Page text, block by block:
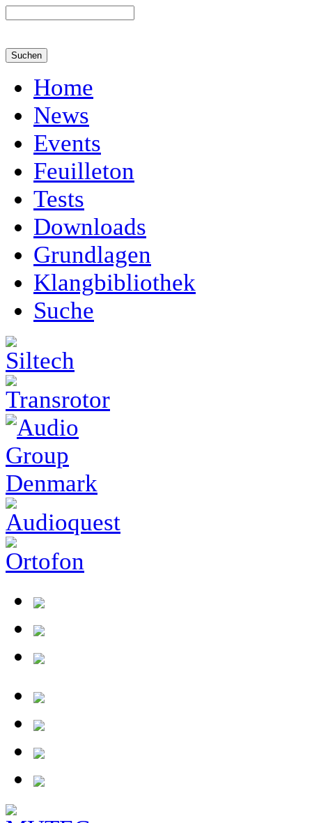
Home
News
Events
Feuilleton
Tests
Downloads
Grundlagen
Klangbibliothek
Suche